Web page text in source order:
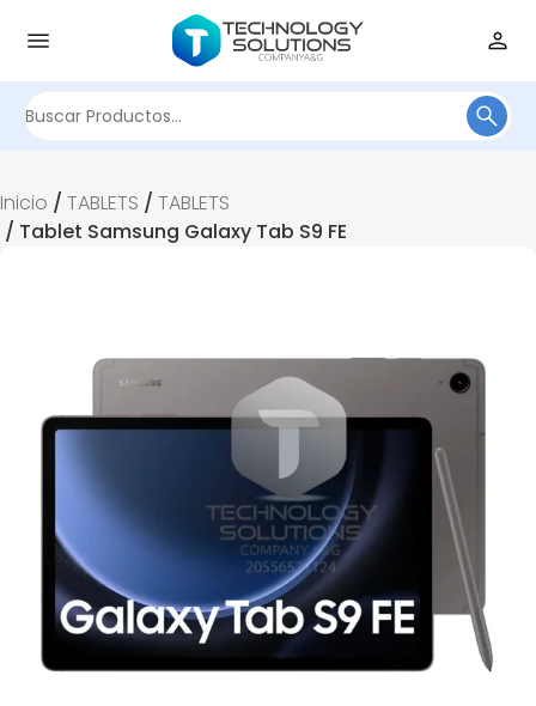
Inicio / TABLETS / TABLETS
/ Tablet Samsung Galaxy Tab S9 FE